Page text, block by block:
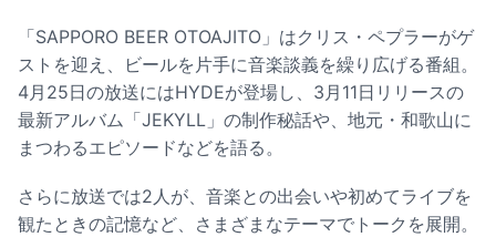
「SAPPORO BEER OTOAJITO」はクリス・ペプラーがゲ
ストを迎え、ビールを片手に音楽談義を繰り広げる番組。
4月25日の放送にはHYDEが登場し、3月11日リリースの
最新アルバム「JEKYLL」の制作秘話や、地元・和歌山に
まつわるエピソードなどを語る。
さらに放送では2人が、音楽との出会いや初めてライブを
観たときの記憶など、さまざまなテーマでトークを展開。